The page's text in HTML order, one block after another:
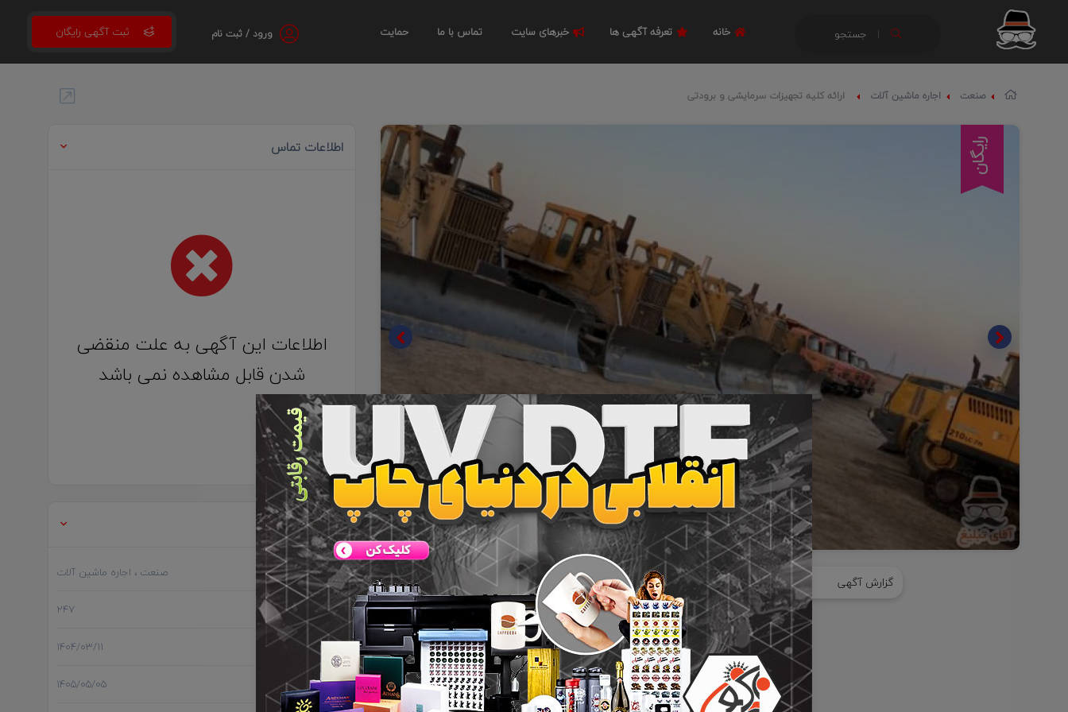
جستجو ورود / ثبت نام خانه تعرفه آگهی ها خبرهای سایت تماس با ما حمایت
صنعت اجاره ماشین آلات ارائه کلیه تجهیزات سرمایشی و برودتی
رایگان
گزارش آگهی اشتراک گذاری ذخیره
اطلاعات تماس
اطلاعات این آگهی به علت منقضی
شدن قابل مشاهده نمی باشد
اطلاعات تکمیلی
گروه صنعت ، اجاره ماشین آلات
بازدید 247
تاریخ ثبت 1404/03/11
آخرین بروز رسانی 1405/05/05
✕